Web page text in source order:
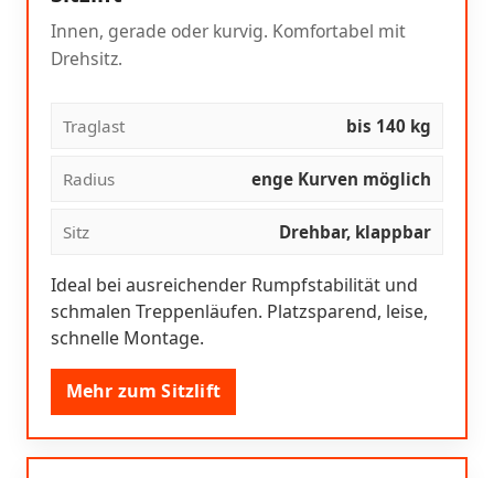
Innen, gerade oder kurvig. Komfortabel mit
Drehsitz.
Traglast bis 140 kg
Radius enge Kurven möglich
Sitz Drehbar, klappbar
Ideal bei ausreichender Rumpfstabilität und
schmalen Treppenläufen. Platzsparend, leise,
schnelle Montage.
Mehr zum Sitzlift